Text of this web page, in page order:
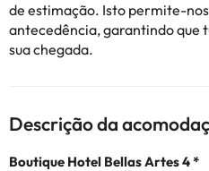
de estimação. Isto permite-
antecedência, garantindo que
sua chegada.
Descrição da
Boutique Hotel Bellas Artes 4 *